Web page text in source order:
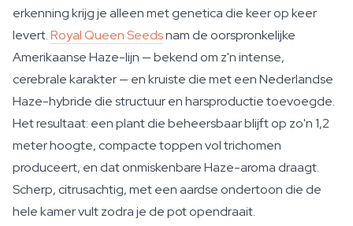
erkenning krijg je alleen met genetica die keer op keer
levert.Royal Queen Seedsnam de oorspronkelijke
Amerikaanse Haze-lijn — bekend om z'n intense,
cerebrale karakter — en kruiste die met een Nederlandse
Haze-hybride die structuur en harsproductie toevoegde.
Het resultaat: een plant die beheersbaar blijft op zo'n 1,2
meter hoogte, compacte toppen vol trichomen
produceert, en dat onmiskenbare Haze-aroma draagt.
Scherp, citrusachtig, met een aardse ondertoon die de
hele kamer vult zodra je de pot opendraait.